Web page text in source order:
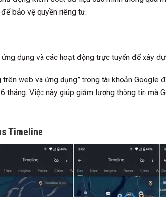
bảo vệ quyền riêng tư.
dụng và các hoạt động trực tuyến để xây
web và ứng dụng” trong tài khoản Google
tháng. Việc này giúp giảm lượng thông tin mà
Timeline